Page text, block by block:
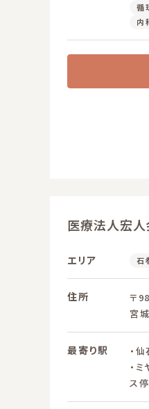
循
内
医療法人宏人
エリア 石
住所
〒
宮
最寄り駅
・
・
ス